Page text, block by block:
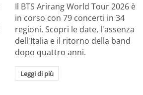
Il BTS Arirang World Tour 2026 è
in corso con 79 concerti in 34
regioni. Scopri le date, l'assenza
dell'Italia e il ritorno della band
dopo quattro anni.
Leggi di più